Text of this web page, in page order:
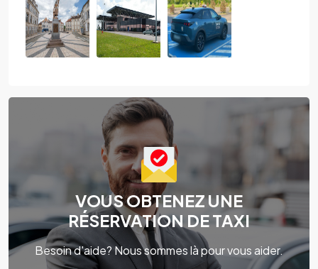
VOUS OBTENEZ UNE
RÉSERVATION DE TAXI
Besoin d'aide? Nous sommes là pour vous aider.